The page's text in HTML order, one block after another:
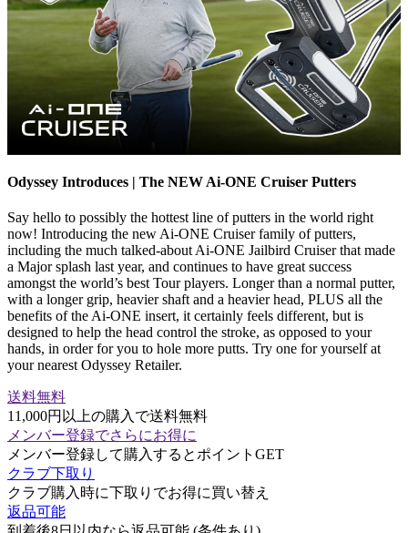
Odyssey Introduces | The NEW Ai-ONE Cruiser Putters
Say hello to possibly the hottest line of putters in the world right
now! Introducing the new Ai-ONE Cruiser family of putters,
including the much talked-about Ai-ONE Jailbird Cruiser that made
a Major splash last year, and continues to have great success
amongst the world’s best Tour players. Longer than a normal putter,
with a longer grip, heavier shaft and a heavier head, PLUS all the
benefits of the Ai-ONE insert, it certainly feels different, but is
designed to help the head control the stroke, as opposed to your
hands, in order for you to hole more putts. Try one for yourself at
your nearest Odyssey Retailer.
送料無料
11,000円以上の購入で送料無料
メンバー登録でさらにお得に
メンバー登録して購入するとポイントGET
クラブ下取り
クラブ購入時に下取りでお得に買い替え
返品可能